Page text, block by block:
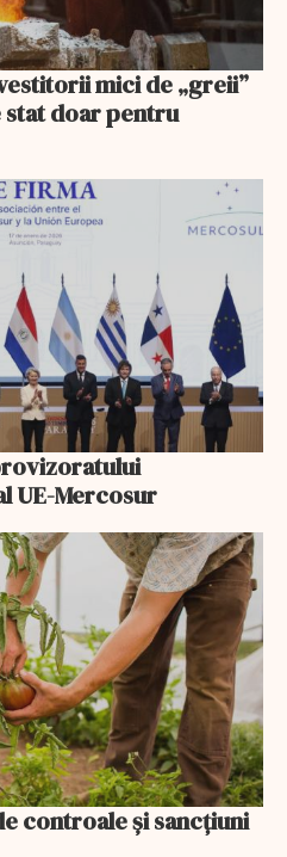
mici de „greii”
doar pentru
UE-Mercosur
controale și sancțiuni